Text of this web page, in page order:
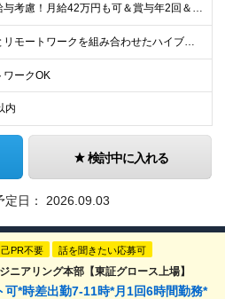
★前職給与考慮！月給42万円も可＆賞与年2回＆昇給随時！★ ■月給29万円～42万円＋賞与年2回＋交通費 ※前職の給与やスキルを考慮し決定します ※固定残業代（月45時間分／7万7,000円～11万
★出社とリモートワークを組み合わせたハイブリッド勤務！ ★幡ヶ谷駅から徒歩1分！ 【本社】 東京都渋谷区幡ヶ谷1-34-14 宝ビル3F ※(変更の範囲)上記を除く当社関連勤務地
ワークOK
内
検討中に入れる
定日： 2026.09.03
己PR不要 話を聞きたい応募可
アリング本部【東証グロース上場】
可*時差出勤7-11時*月1回6時間勤務*